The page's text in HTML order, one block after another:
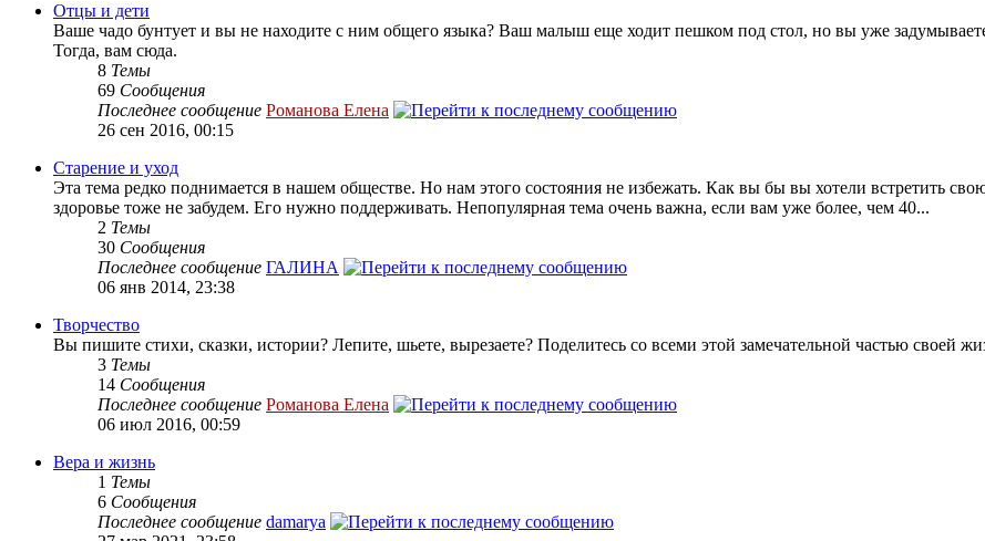
Отцы и дети
Ваше чадо бунтует и вы не находите с ним общего языка? Ваш малыш еще ходит пешком под стол, но вы уже
Тогда, вам сюда.
8 Темы
69 Сообщения
Последнее сообщение Романова Елена
26 сен 2016, 00:15
Старение и уход
Эта тема редко поднимается в нашем обществе. Но нам этого состояния не избежать. Как вы бы вы хотели встретить
здоровье тоже не забудем. Его нужно поддерживать. Непопулярная тема очень важна, если вам уже более, чем 40...
2 Темы
30 Сообщения
Последнее сообщение ГАЛИНА
06 янв 2014, 23:38
Творчество
Вы пишите стихи, сказки, истории? Лепите, шьете, вырезаете? Поделитесь со всеми этой замечательной частью своей
3 Темы
14 Сообщения
Последнее сообщение Романова Елена
06 июл 2016, 00:59
Вера и жизнь
1 Темы
6 Сообщения
Последнее сообщение damarya